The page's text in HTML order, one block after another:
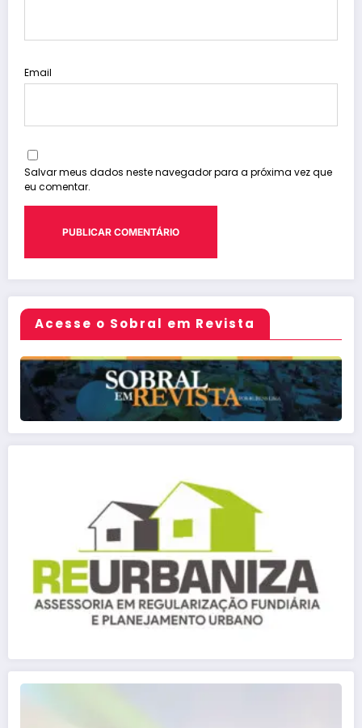
Email
Salvar meus dados neste navegador para a próxima vez que
eu comentar.
Acesse o Sobral em Revista